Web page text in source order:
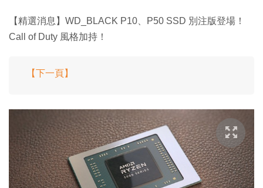
【精選消息】WD_BLACK P10、P50 SSD 別注版登場！
Call of Duty 風格加持！
【下一頁】